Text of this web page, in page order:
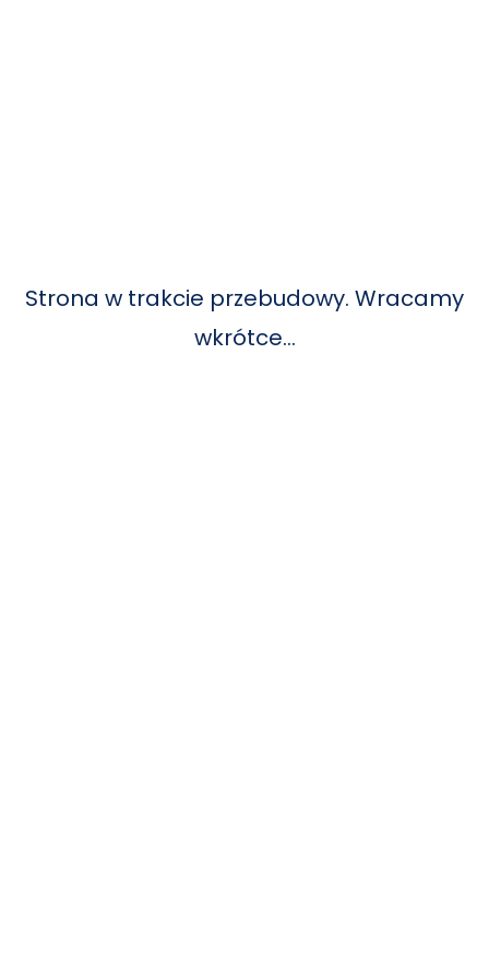
Strona w trakcie przebudowy. Wracamy
wkrótce…